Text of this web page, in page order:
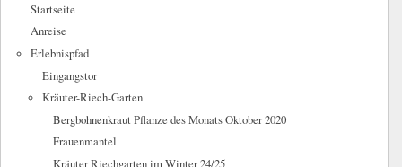
Startseite
Anreise
Erlebnispfad
Eingangstor
Kräuter-Riech-Garten
Bergbohnenkraut Pflanze des Monats Oktober 2020
Frauenmantel
Kräuter Riechgarten im Winter 24/25